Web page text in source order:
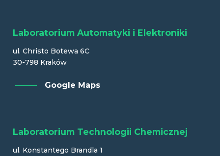
Laboratorium Automatyki i Elektroniki
ul. Christo Botewa 6C
30-798 Kraków
Google Maps
Laboratorium Technologii Chemicznej
ul. Konstantego Brandla 1